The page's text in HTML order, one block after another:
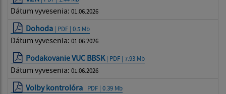
Dátum vyvesenia: 01.06.2026
Dohoda | PDF | 0.5 Mb
Dátum vyvesenia: 01.06.2026
Podakovanie VUC BBSK| PDF | 7.93 Mb
Dátum vyvesenia: 01.06.2026
Volby kontrolóra | PDF | 0.39 Mb